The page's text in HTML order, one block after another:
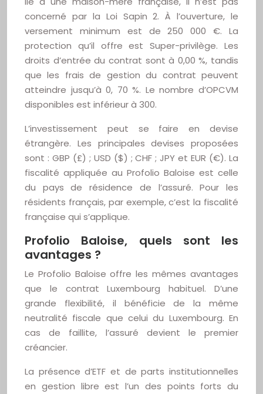
concerné par la Loi Sapin 2. À l’ouverture, le
versement minimum est de 250 000 €. La
protection qu’il offre est Super-privilège. Les
droits d’entrée du contrat sont à 0,00 %, tandis
que les frais de gestion du contrat peuvent
atteindre jusqu’à 0, 70 %. Le nombre d’OPCVM
disponibles est inférieur à 300.
L’investissement peut se faire en devise
étrangère. Les principales devises proposées
sont : GBP (£) ; USD ($) ; CHF ; JPY et EUR (€). La
fiscalité appliquée au Profolio Baloise est celle
du pays de résidence de l’assuré. Pour les
résidents français, par exemple, c’est la fiscalité
française qui s’applique.
Profolio Baloise, quels sont les
avantages ?
Le Profolio Baloise offre les mêmes avantages
que le contrat Luxembourg habituel. D’une
grande flexibilité, il bénéficie de la même
neutralité fiscale que celui du Luxembourg. En
cas de faillite, l’assuré devient le premier
créancier.
La présence d’ETF et de parts institutionnelles
en gestion libre est l’un des points forts du